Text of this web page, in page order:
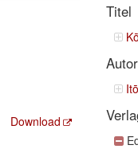
Download
Titel